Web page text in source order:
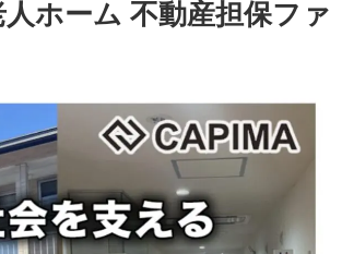
ホーム 不動産担保ファ